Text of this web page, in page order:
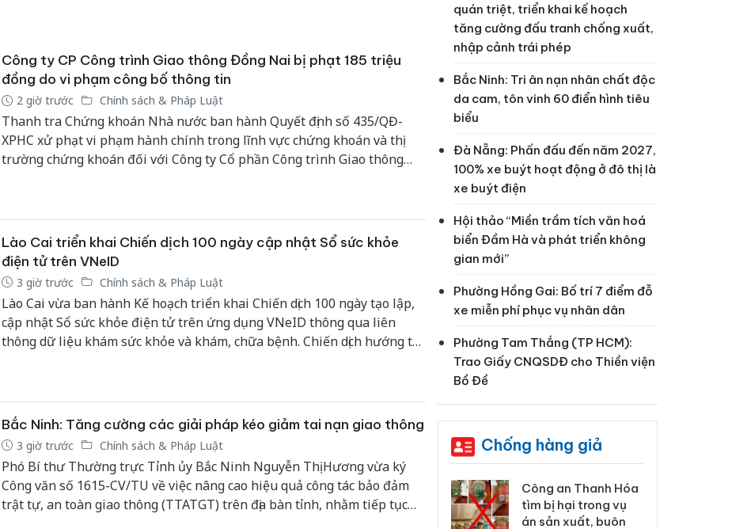
Công ty CP Công trình Giao thông Đồng Nai bị phạt 185 triệu
đồng do vi phạm công bố thông tin
2 giờ trước Chính sách & Pháp Luật
Thanh tra Chứng khoán Nhà nước ban hành Quyết định số 435/QĐ-
XPHC xử phạt vi phạm hành chính trong lĩnh vực chứng khoán và thị
trường chứng khoán đối với Công ty Cổ phần Công trình Giao thông
Lào Cai triển khai Chiến dịch 100 ngày cập nhật Sổ sức khỏe
điện tử trên VNeID
3 giờ trước Chính sách & Pháp Luật
Lào Cai vừa ban hành Kế hoạch triển khai Chiến dịch 100 ngày tạo lập,
cập nhật Sổ sức khỏe điện tử trên ứng dụng VNeID thông qua liên
thông dữ liệu khám sức khỏe và khám, chữa bệnh. Chiến dịch hướng tới
khỏe điện tử trên nền tảng VNeID.
Bắc Ninh: Tăng cường các giải pháp kéo giảm tai nạn giao thông
3 giờ trước Chính sách & Pháp Luật
Phó Bí thư Thường trực Tỉnh ủy Bắc Ninh Nguyễn Thị Hương vừa ký
Công văn số 1615-CV/TU về việc nâng cao hiệu quả công tác bảo đảm
trật tự, an toàn giao thông (TTATGT) trên địa bàn tỉnh, nhằm tiếp tục
quán triệt, triển khai kế hoạch
tăng cường đấu tranh chống xuất,
nhập cảnh trái phép
Bắc Ninh: Tri ân nạn nhân chất độc
da cam, tôn vinh 60 điển hình tiêu
biểu
Đà Nẵng: Phấn đấu đến năm 2027,
100% xe buýt hoạt động ở đô thị là
xe buýt điện
Hội thảo “Miền trầm tích văn hoá
biển Đầm Hà và phát triển không
gian mới”
Phường Hồng Gai: Bố trí 7 điểm đỗ
xe miễn phí phục vụ nhân dân
Phường Tam Thắng (TP HCM):
Trao Giấy CNQSDĐ cho Thiền viện
Bồ Đề
Chống hàng giả
Công an Thanh Hóa
tìm bị hại trong vụ
Lào Cai xử lý 83 vụ vi
phạm thương mại
Công an Thanh Hóa
tìm bị hại trong vụ
án sản xuất, buôn